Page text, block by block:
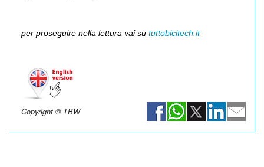
per proseguire nella lettura vai su tuttobicitech.it
Copyright © TBW